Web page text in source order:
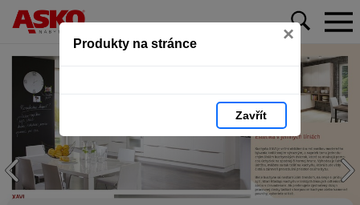
Produkty na stránce ×
Zavřít